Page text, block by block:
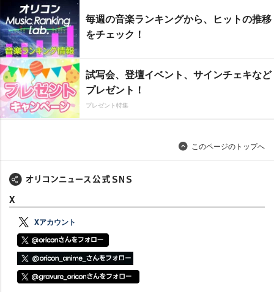
毎週の音楽ランキングから、ヒットの推移
をチェック！
試写会、登壇イベント、サインチェキなど
プレゼント！
プレゼント特集
このページのトップへ
X
Xアカウント